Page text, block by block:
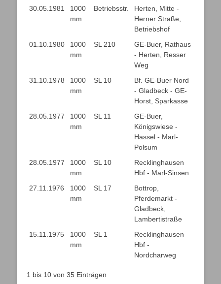
30.05.1981
1000
mm
Betriebsstr.
Herten, Mitte -
Herner Straße,
Betriebshof
01.10.1980
1000
mm
SL 210
GE-Buer, Rathaus
- Herten, Resser
Weg
31.10.1978
1000
mm
SL 10
Bf. GE-Buer Nord
- Gladbeck - GE-
Horst, Sparkasse
28.05.1977
1000
mm
SL 11
GE-Buer,
Königswiese -
Hassel - Marl-
Polsum
28.05.1977
1000
mm
SL 10
Recklinghausen
Hbf - Marl-Sinsen
27.11.1976
1000
mm
SL 17
Bottrop,
Pferdemarkt -
Gladbeck,
Lambertistraße
15.11.1975
1000
mm
SL 1
Recklinghausen
Hbf -
Nordcharweg
1 bis 10 von 35 Einträgen